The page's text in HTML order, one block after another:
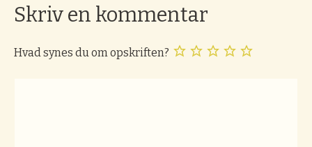
Skriv en kommentar
Hvad synes du om opskriften?